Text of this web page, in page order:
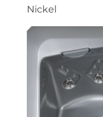
Nickel